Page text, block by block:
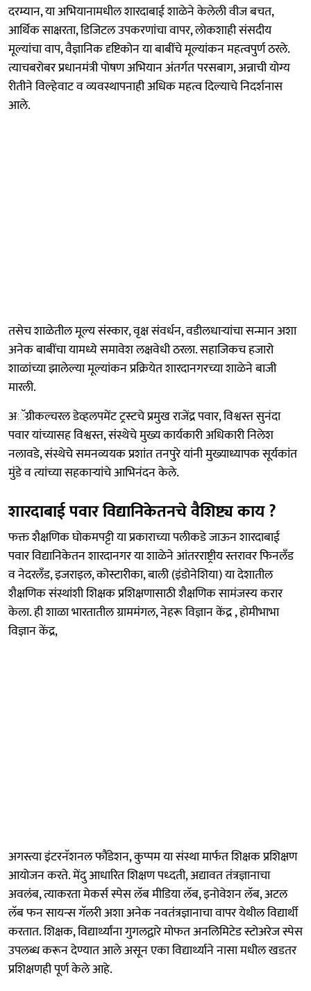
दरम्यान, या अभियानामधील शारदाबाई शाळेने केलेली वीज बचत,
आर्थिक साक्षरता, डिजिटल उपकरणांचा वापर, लोकशाही संसदीय
मूल्यांचा वाप, वैज्ञानिक दृष्टिकोन या बाबींचे मूल्यांकन महत्वपुर्ण ठरले.
त्याचबरोबर प्रधानमंत्री पोषण अभियान अंतर्गत परसबाग, अन्नाची योग्य
रीतीने विल्हेवाट व व्यवस्थापनाही अधिक महत्व दिल्याचे निदर्शनास
आले.
तसेच शाळेतील मूल्य संस्कार, वृक्ष संवर्धन, वडीलधाऱ्यांचा सन्मान अशा
अनेक बाबींचा यामध्ये समावेश लक्षवेधी ठरला. सहाजिकच हजारो
शाळांच्या झालेल्या मूल्यांकन प्रक्रियेत शारदानगरच्या शाळेने बाजी
मारली.
अॅग्रीकल्चरल डेव्हलपमेंट ट्रस्टचे प्रमुख राजेंद्र पवार, विश्वस्त सुनंदा
पवार यांच्यासह विश्वस्त, संस्थेचे मुख्य कार्यकारी अधिकारी निलेश
नलावडे, संस्थेचे समनव्ययक प्रशांत तनपुरे यांनी मुख्याध्यापक सूर्यकांत
मुंडे व त्यांच्या सहकाऱ्यांचे आभिनंदन केले.
शारदाबाई पवार विद्यानिकेतनचे वैशिष्ट्य काय ?
फक्त शैक्षणिक घोकमपट्टी या प्रकाराच्या पलीकडे जाऊन शारदाबाई
पवार विद्यानिकेतन शारदानगर या शाळेने आंतरराष्ट्रीय स्तरावर फिनलँड
व नेदरलँड, इजराइल, कोस्टारीका, बाली (इंडोनेशिया) या देशातील
शैक्षणिक संस्थांशी शिक्षक प्रशिक्षणासाठी शैक्षणिक सामंजस्य करार
केला. ही शाळा भारतातील ग्राममंगल, नेहरू विज्ञान केंद्र , होमीभाभा
विज्ञान केंद्र,
अगस्त्या इंटरनॅशनल फौंडेशन, कुप्पम या संस्था मार्फत शिक्षक प्रशिक्षण
आयोजन करते. मेंदु आधारित शिक्षण पध्दती, अद्यावत तंत्रज्ञानाचा
अवलंब, त्याकरता मेकर्स स्पेस लॅब मीडिया लॅब, इनोवेशन लॅब, अटल
लॅब फन सायन्स गॅलरी अशा अनेक नवतंत्रज्ञानाचा वापर येथील विद्यार्थी
करतात. शिक्षक, विद्यार्थ्यांना गुगलद्वारे मोफत अनलिमिटेड स्टोअरेज स्पेस
उपलब्ध करून देण्यात आले असून एका विद्यार्थ्याने नासा मधील खडतर
प्रशिक्षणही पूर्ण केले आहे.